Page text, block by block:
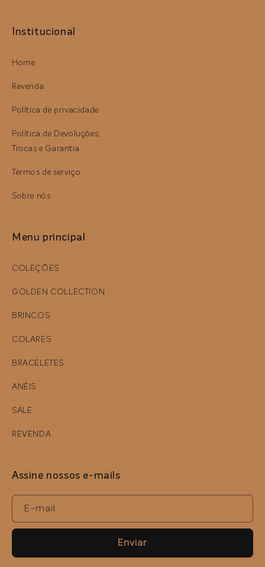
Institucional
Home
Revenda
Política de privacidade
Política de Devoluções,
Trocas e Garantia
Termos de serviço
Sobre nós
Menu principal
COLEÇÕES
GOLDEN COLLECTION
BRINCOS
COLARES
BRACELETES
ANÉIS
SALE
REVENDA
Assine nossos e-mails
E-mail
Enviar